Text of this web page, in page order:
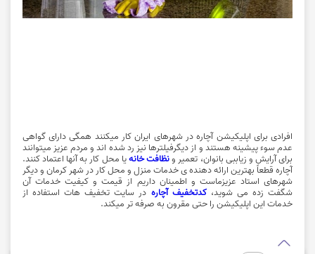
افرادی برای اپلیکیشن آچاره در شهرهای ایران کار میکنند همگی دارای گواهی
عدم سوء پیشینه هستند و از دیگرفیلترها نیز رد شده اند و مردم عزیز میتوانند
برای آرایش و زیاببی بانوان، تعمیر ونظافت خانهیا محل کار به آنها اعتماد کنند.
آچاره قطعاً بهترین ارائه دهنده ی خدمات منزل و محل کار در شهر کرمان و دیگر
شهرهای استاد عزیزماست و اطمینان داریم از قیمت و کیفیت خدمات آن
شگفت زده می شوید،کدتخفیف آچاره در سایت تخفیف هات استفاده از
خدمات این اپلیکیشن را حتی مقرون به صرفه تر میکند.